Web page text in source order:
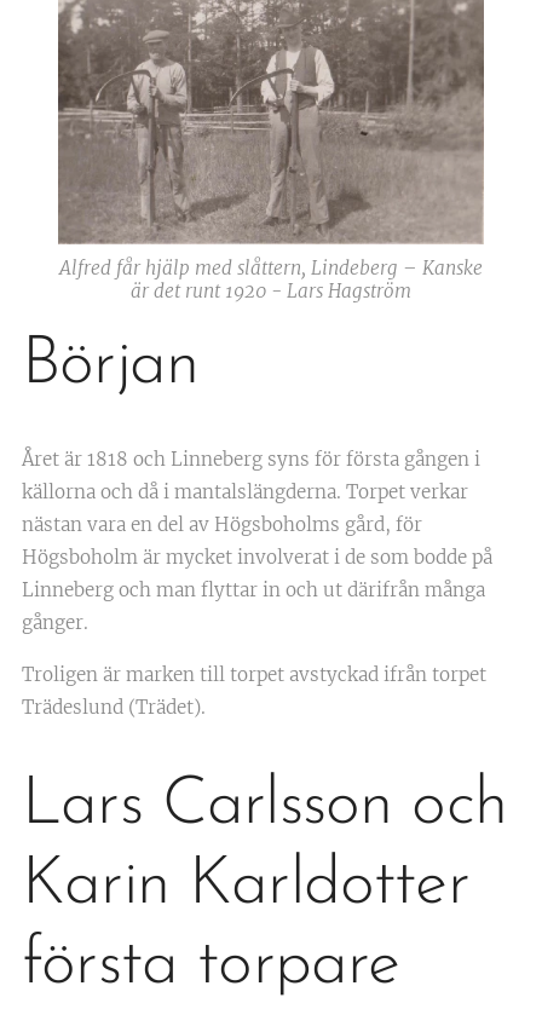
Alfred får hjälp med slåttern, Lindeberg – Kanske
är det runt 1920 - Lars Hagström
Början
Året är 1818 och Linneberg syns för första gången i
källorna och då i mantalslängderna. Torpet verkar
nästan vara en del av Högsboholms gård, för
Högsboholm är mycket involverat i de som bodde på
Linneberg och man flyttar in och ut därifrån många
gånger.
Troligen är marken till torpet avstyckad ifrån torpet
Trädeslund (Trädet).
Lars Carlsson och
Karin Karldotter
första torpare